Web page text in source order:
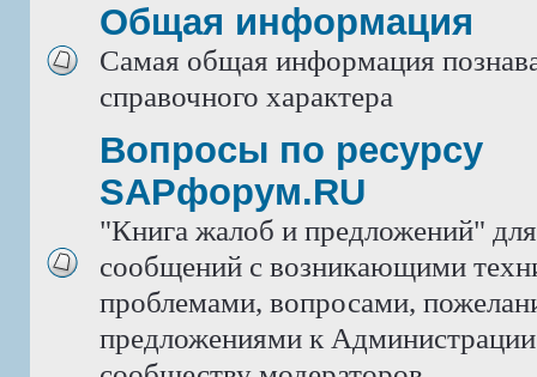
Общая информация
Самая общая информация
справочного характера
Вопросы по ресурсу
SAPфорум.RU
"Книга жалоб и предложений"
сообщений с возникающими
проблемами, вопросами,
предложениями к